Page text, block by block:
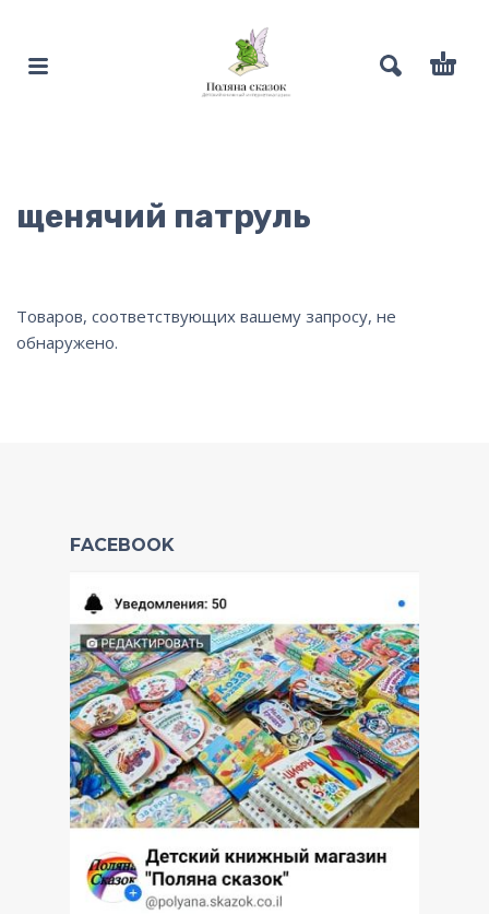
щенячий патруль
Товаров, соответствующих вашему запросу, не
обнаружено.
FACEBOOK